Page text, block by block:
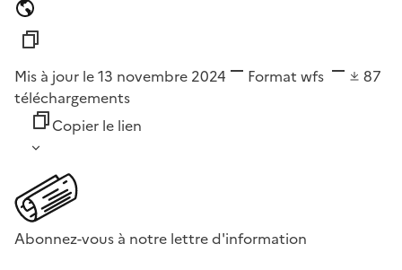
Mis à jour le 13 novembre 2024 Format wfs
87
téléchargements
Copier le lien
Abonnez-vous à notre lettre d'information